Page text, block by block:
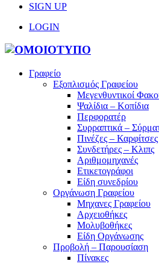
SIGN UP
LOGIN
Γραφείο
Εξοπλισμός Γραφείου
Μεγενθυντικοί
Ψαλίδια – Κοπίδια
Περφορατέρ
Συρραπτικά –
Πινέζες – Καρφίτσες
Συνδετήρες – Κλιπς
Αριθμομηχανές
Ετικετογράφοι
Είδη συνεδρίου
Οργάνωση Γραφείου
Μηχανες Γραφείου
Αρχειοθήκες
Μολυβοθήκες
Είδη Οργάνωσης
Προβολή – Παρουσίαση
Πίνακες